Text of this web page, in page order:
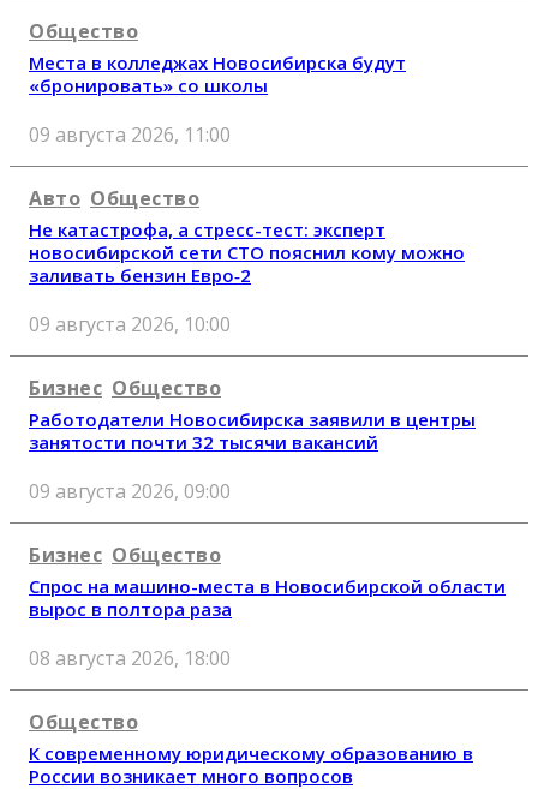
Общество
Места в колледжах Новосибирска будут
«бронировать» со школы
09 августа 2026, 11:00
Авто Общество
Не катастрофа, а стресс-тест: эксперт
новосибирской сети СТО пояснил кому можно
заливать бензин Евро‑2
09 августа 2026, 10:00
Бизнес Общество
Работодатели Новосибирска заявили в центры
занятости почти 32 тысячи вакансий
09 августа 2026, 09:00
Бизнес Общество
Спрос на машино-места в Новосибирской области
вырос в полтора раза
08 августа 2026, 18:00
Общество
К современному юридическому образованию в
России возникает много вопросов